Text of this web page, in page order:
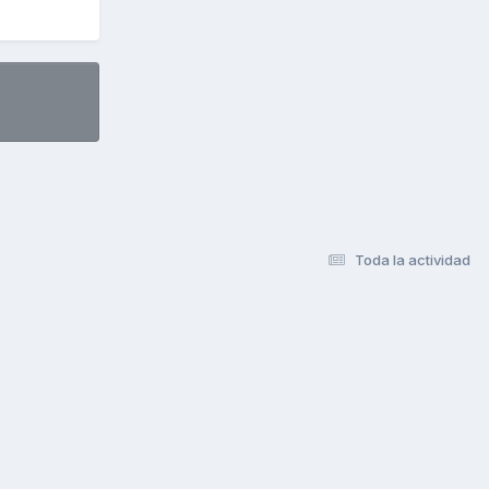
Toda la actividad